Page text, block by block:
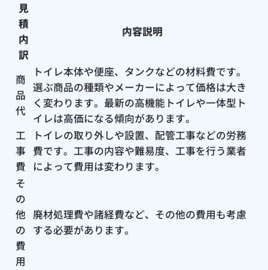
見
積
内
訳
内容説明
商
品
代
トイレ本体や便座、タンクなどの材料費です。
選ぶ商品の種類やメーカーによって価格は大き
く変わります。最新の高機能トイレや一体型ト
イレは高価になる傾向があります。
工
事
費
トイレの取り外しや設置、配管工事などの労務
費です。工事の内容や難易度、工事を行う業者
によって費用は変わります。
そ
の
他
の
費
用
廃材処理費や諸経費など、その他の費用も考慮
する必要があります。